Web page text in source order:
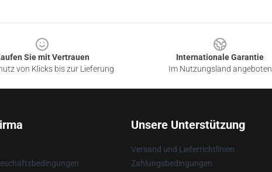
Sie mit Vertrauen
von Klicks bis zur Lieferung
Internationale Garantie
Im Nutzungsland angeboten
Unsere Unterstützung
Versand und Lieferrichtlinien
Zahlungsbedingungen